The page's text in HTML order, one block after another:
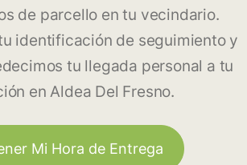
de parcello en tu vecindario.
identificación de seguimiento y
tu llegada personal a tu
en Aldea Del Fresno.
Mi Hora de Entrega